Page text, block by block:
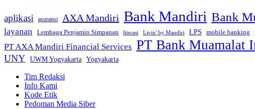
aplikasi asuransi AXA Mandiri Bank Mandiri Bank
layanan Lembaga Penjamin Simpanan literasi Livin' by Mandiri LPS mobile banking
PT AXA Mandiri Financial Services PT Bank Muamalat
UNY UWM Yogyakarta Yogyakarta
Tim Redaksi
Info Kami
Kode Etik
Pedoman Media Siber